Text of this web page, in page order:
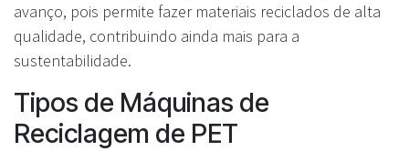
avanço, pois permite fazer materiais reciclados de alta
qualidade, contribuindo ainda mais para a
sustentabilidade.
Tipos de Máquinas de
Reciclagem de PET